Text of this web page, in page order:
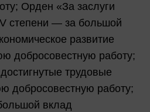
Орден «За заслуги
степени — за большой
развитие
добросовестную работу;
трудовые
добросовестную работу;
вклад